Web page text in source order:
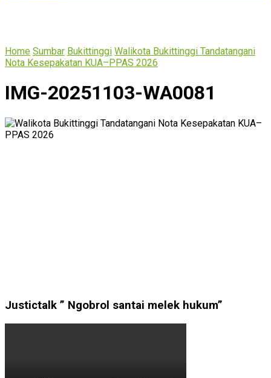
Home Sumbar Bukittinggi Walikota Bukittinggi Tandatangani
Nota Kesepakatan KUA–PPAS 2026
IMG-20251103-WA0081
Justictalk ” Ngobrol santai melek hukum”